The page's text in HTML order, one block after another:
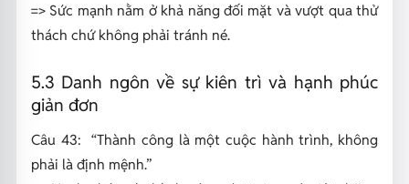
=> Sức mạnh nằm ở khả năng đối mặt và vượt qua thử
thách chứ không phải tránh né.
5.3 Danh ngôn về sự kiên trì và hạnh phúc
giản đơn
Câu 43:“Thành công là một cuộc hành trình, không
phải là định mệnh.”